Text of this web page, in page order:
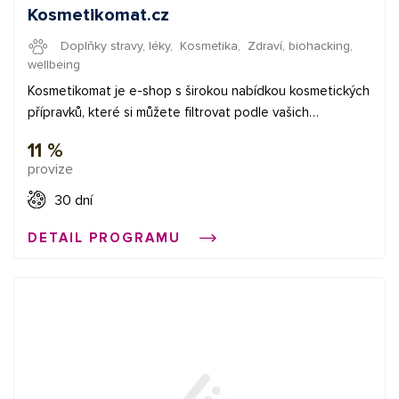
Kosmetikomat.cz
Doplňky stravy, léky, Kosmetika, Zdraví, biohacking,
wellbeing
Kosmetikomat je e-shop s širokou nabídkou kosmetických
přípravků, které si můžete filtrovat podle vašich
zarudnutou pokožku nebo pupínky. Na Kosmetikomatu to
najdete a k tomu za příznivé ceny. ✅ provize 11,3% ✅
průměrná provize 4 € ✅ bannery Začněte vydělávat
Vaše první konverze a provedeme Vás affiliate světem.
11 %
provize
30 dní
DETAIL PROGRAMU